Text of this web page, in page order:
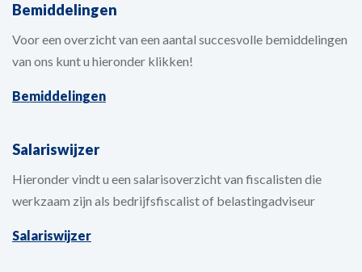
Bemiddelingen
Voor een overzicht van een aantal succesvolle bemiddelingen
van ons kunt u hieronder klikken!
Bemiddelingen
Salariswijzer
Hieronder vindt u een salarisoverzicht van fiscalisten die
werkzaam zijn als bedrijfsfiscalist of belastingadviseur
Salariswijzer